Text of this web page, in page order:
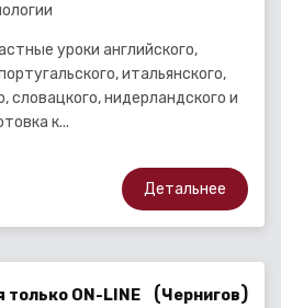
уроки английского,
итальянского,
словацкого, нидерландского и
к...
Детальнее
только ON-LINE (Чернигов)